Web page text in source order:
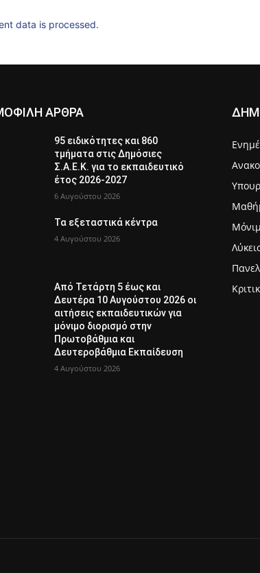
data is processed.
ΑΡΘΡΑ
95 ειδικότητες και 860
τμήματα στις Δημόσιες
Σ.Α.Ε.Κ. για το εκπαιδευτικό
έτος 2026-2027
6 Αυγούστου 2026
Τα εξεταστικά κέντρα
4 Αυγούστου 2026
Από Τετάρτη 5 έως και
Δευτέρα 10 Αυγούστου 2026 οι
αιτήσεις εκπαιδευτικών για
μόνιμο διορισμό στην
Πρωτοβάθμια και
Δευτεροβάθμια Εκπαίδευση
4 Αυγούστου 2026